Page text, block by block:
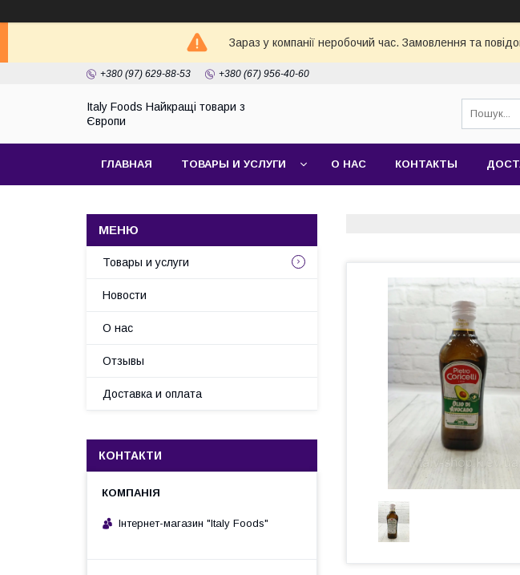
Зараз у компанії неробочий час. Замовлення та
+380 (97) 629-88-53 +380 (67) 956-40-60
Italy Foods Найкращі товари з
Європи
ГЛАВНАЯ ТОВАРЫ И УСЛУГИ О НАС КОНТАКТЫ
Товары и услуги
Новости
О нас
Отзывы
Доставка и оплата
КОНТАКТИ
Інтернет-магазин "Italy Foods"